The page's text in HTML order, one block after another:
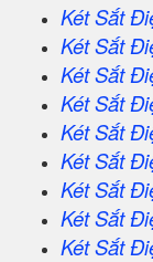
Két Sắt
Két Sắt
Két Sắt
Két Sắt
Két Sắt
Két Sắt
Két Sắt
Két Sắt
Két Sắt